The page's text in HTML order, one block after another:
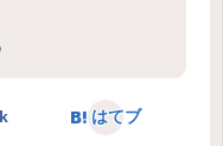
はてブ